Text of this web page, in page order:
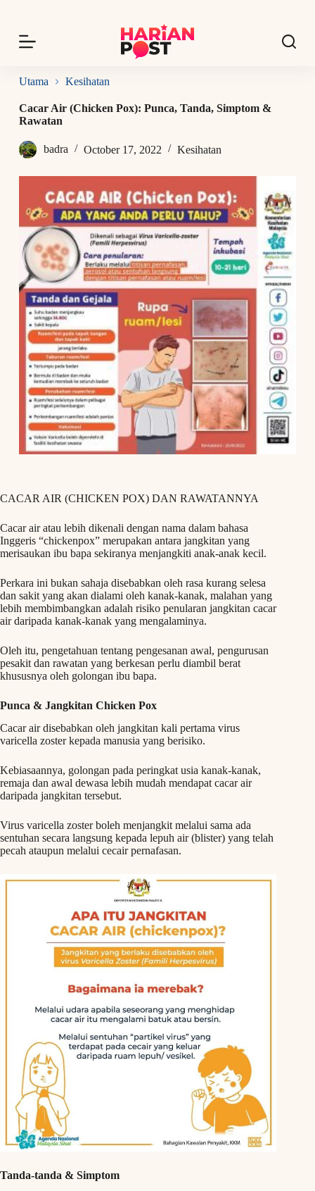
p
o
n
n
Utama Kesihatan
Cacar Air (Chicken Pox): Punca, Tanda, Simptom &
Rawatan
badra October 17, 2022 Kesihatan
CACAR AIR (CHICKEN POX) DAN RAWATANNYA
Cacar air atau lebih dikenali dengan nama dalam bahasa
Inggeris “chickenpox” merupakan antara jangkitan yang
merisaukan ibu bapa sekiranya menjangkiti anak-anak kecil.
Perkara ini bukan sahaja disebabkan oleh rasa kurang selesa
dan sakit yang akan dialami oleh kanak-kanak, malahan yang
lebih membimbangkan adalah risiko penularan jangkitan cacar
air daripada kanak-kanak yang mengalaminya.
Oleh itu, pengetahuan tentang pengesanan awal, pengurusan
pesakit dan rawatan yang berkesan perlu diambil berat
khususnya oleh golongan ibu bapa.
Punca & Jangkitan Chicken Pox
Cacar air disebabkan oleh jangkitan kali pertama virus
varicella zoster kepada manusia yang berisiko.
Kebiasaannya, golongan pada peringkat usia kanak-kanak,
remaja dan awal dewasa lebih mudah mendapat cacar air
daripada jangkitan tersebut.
Virus varicella zoster boleh menjangkit melalui sama ada
sentuhan secara langsung kepada lepuh air (blister) yang telah
pecah ataupun melalui cecair pernafasan.
Tanda-tanda & Simptom